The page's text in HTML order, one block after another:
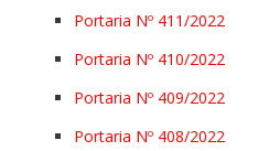
Portaria Nº 411/2022
Portaria Nº 410/2022
Portaria Nº 409/2022
Portaria Nº 408/2022